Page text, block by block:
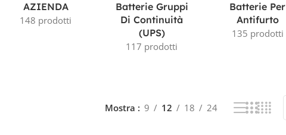
AZIENDA
148 prodotti
Batterie Gruppi
Di Continuità
(UPS)
117 prodotti
Batterie Per
Antifurto
135 prodotti
Mostra 9 12 18 24